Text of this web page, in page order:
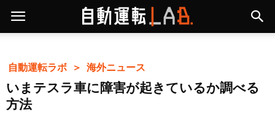
自動運転ラボ ＞ 海外ニュース
いまテスラ車に障害が起きているか調べる
方法